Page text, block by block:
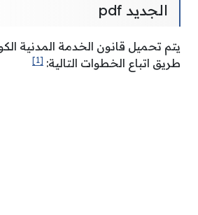
الجديد pdf
طريق اتباع الخطوات التالية: [1]